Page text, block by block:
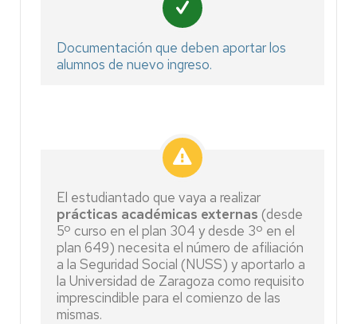
Documentación que deben aportarlos
alumnos de nuevo ingreso.
El estudiantado que vaya a realizar
prácticas académicas externas (desde
5º curso en el plan 304 y desde 3º en el
plan 649) necesita el número de afiliación
a la Seguridad Social (NUSS) y aportarlo a
la Universidad de Zaragoza como requisito
imprescindible para el comienzo de las
mismas.